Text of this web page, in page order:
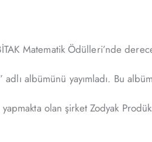
Matematik Ödülleri’nde
albümünü yayımladı. Bu
olan şirket Zodyak